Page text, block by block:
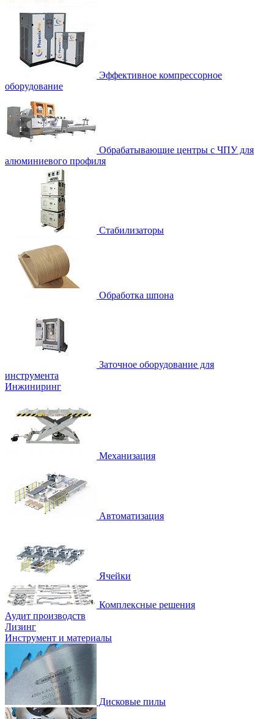
Эффективное компрессорное
оборудование
Обрабатывающие центры с ЧПУ для
алюминиевого профиля
Стабилизаторы
Обработка шпона
Заточное оборудование для
инструмента
Инжиниринг
Механизация
Автоматизация
Ячейки
Комплексные решения
Аудит производств
Лизинг
Инструмент и материалы
Дисковые пилы